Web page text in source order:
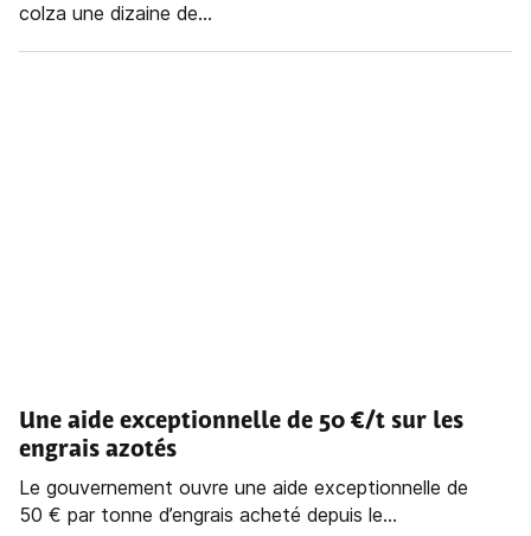
colza une dizaine de...
Une aide exceptionnelle de 50 €/t sur les
engrais azotés
Le gouvernement ouvre une aide exceptionnelle de
50 € par tonne d’engrais acheté depuis le...